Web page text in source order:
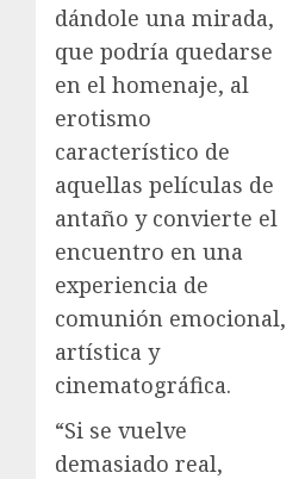
dándole una mirada,
que podría quedarse
en el homenaje, al
erotismo
característico de
aquellas películas de
antaño y convierte el
encuentro en una
experiencia de
comunión emocional,
artística y
cinematográfica.
“Si se vuelve
demasiado real,